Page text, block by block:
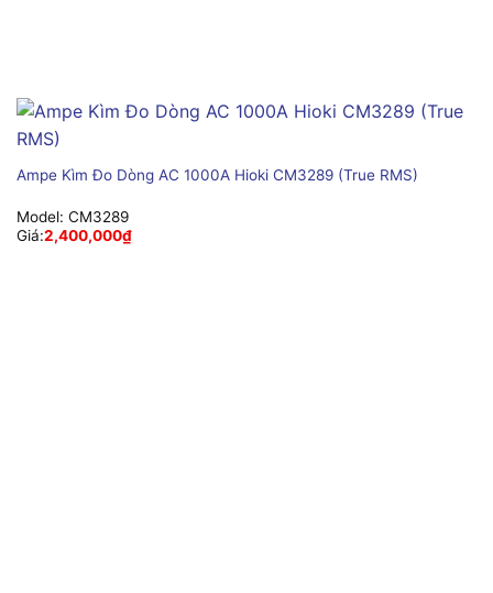
Ampe Kìm Đo Dòng AC 1000A Hioki CM3289 (True RMS)
Model: CM3289
Giá:2,400,000₫